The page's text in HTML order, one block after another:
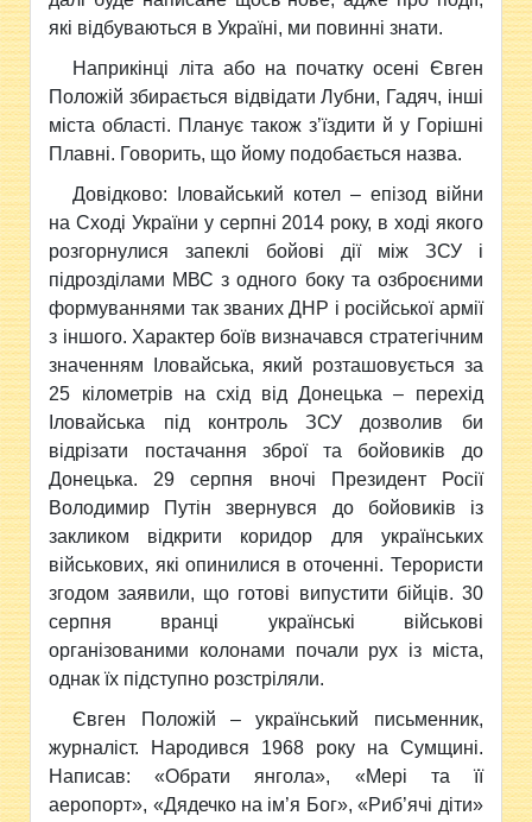
які відбуваються в Україні, ми повинні знати.
Наприкінці літа або на початку осені Євген
Положій збирається відвідати Лубни, Гадяч, інші
міста області. Планує також з’їздити й у Горішні
Плавні. Говорить, що йому подобається назва.
Довідково: Іловайський котел – епізод війни
на Сході України у серпні 2014 року, в ході якого
розгорнулися запеклі бойові дії між ЗСУ і
підрозділами МВС з одного боку та озброєними
формуваннями так званих ДНР і російської армії
з іншого. Характер боїв визначався стратегічним
значенням Іловайська, який розташовується за
25 кілометрів на схід від Донецька – перехід
Іловайська під контроль ЗСУ дозволив би
відрізати постачання зброї та бойовиків до
Донецька. 29 серпня вночі Президент Росії
Володимир Путін звернувся до бойовиків із
закликом відкрити коридор для українських
військових, які опинилися в оточенні. Терористи
згодом заявили, що готові випустити бійців. 30
серпня вранці українські військові
організованими колонами почали рух із міста,
однак їх підступно розстріляли.
Євген Положій – український письменник,
журналіст. Народився 1968 року на Сумщині.
Написав: «Обрати янгола», «Мері та її
аеропорт», «Дядечко на ім’я Бог», «Риб’ячі діти»